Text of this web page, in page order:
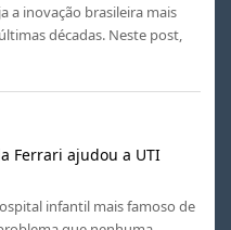
a inovação brasileira mais
décadas. Neste post,
Ferrari ajudou a UTI
infantil mais famoso de